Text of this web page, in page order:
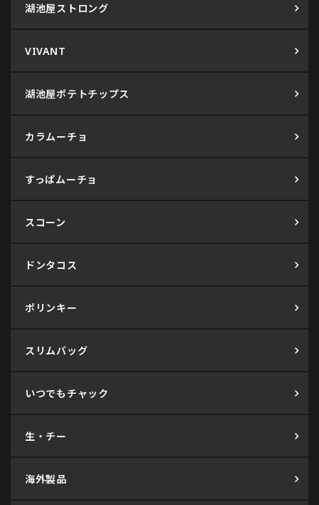
湖池屋ストロング
VIVANT
湖池屋ポテトチップス
カラムーチョ
すっぱムーチョ
スコーン
ドンタコス
ポリンキー
スリムバッグ
いつでもチャック
生・チー
海外製品